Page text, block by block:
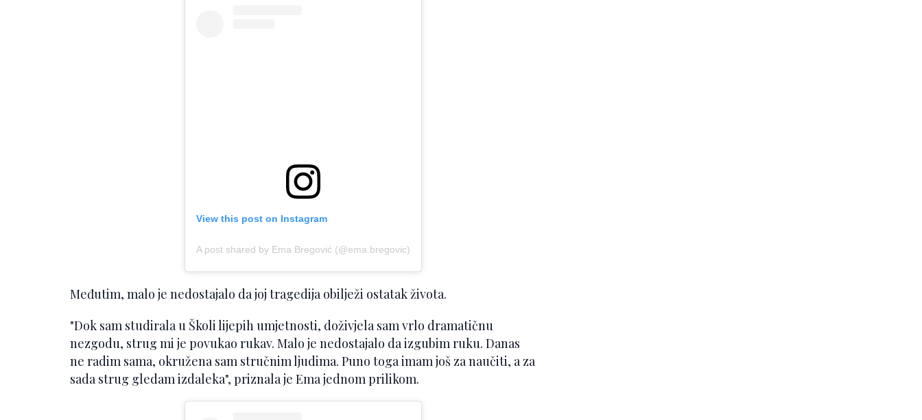
View this post on Instagram
A post shared by Ema Bregović (@ema.bregovic)
Međutim, malo je nedostajalo da joj tragedija obilježi ostatak života.
"Dok sam studirala u Školi lijepih umjetnosti, doživjela sam vrlo dramatičnu
nezgodu, strug mi je povukao rukav. Malo je nedostajalo da izgubim ruku. Danas
ne radim sama, okružena sam stručnim ljudima. Puno toga imam još za naučiti, a za
sada strug gledam izdaleka", priznala je Ema jednom prilikom.